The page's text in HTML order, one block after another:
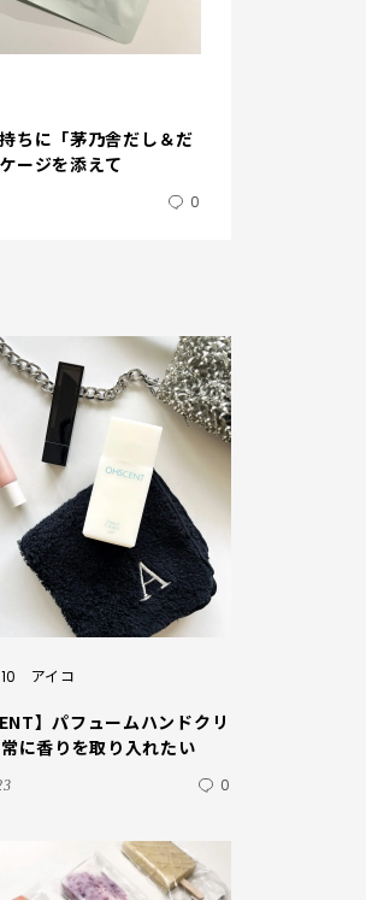
ちに「茅乃舎だし＆だ
ージを添えて
0
アイコ
】パフュームハンドクリ
に香りを取り入れたい
0